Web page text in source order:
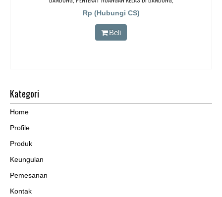
Rp (Hubungi CS)
Beli
Kategori
Home
Profile
Produk
Keungulan
Pemesanan
Kontak